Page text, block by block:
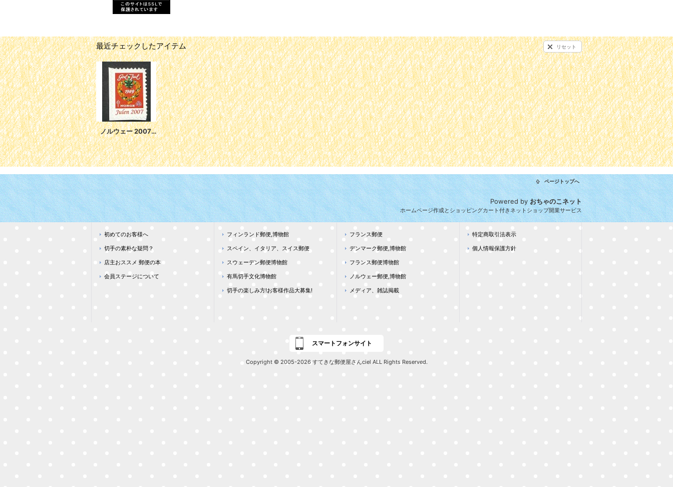
最近チェックしたアイテム リセット
ノルウェー 2007年クリスマスシール
ページトップへ
Powered byおちゃのこネット
ホームページ作成とショッピングカート付きネットショップ開業サービス
初めてのお客様へ
切手の素朴な疑問？
店主おススメ 郵便の本
会員ステージについて
フィンランド郵便,博物館
スペイン、イタリア、スイス郵便
スウェーデン郵便博物館
有馬切手文化博物館
切手の楽しみ方!お客様作品大募集!
フランス郵便
デンマーク郵便,博物館
フランス郵便博物館
ノルウェー郵便,博物館
メディア、雑誌掲載
特定商取引法表示
個人情報保護方針
スマートフォンサイト
Copyright © 2005-2026 すてきな郵便屋さんciel ALL Rights Reserved.